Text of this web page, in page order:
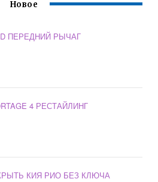
Новое
ПЕРЕДНИЙ РЫЧАГ
4 РЕСТАЙЛИНГ
КИЯ РИО БЕЗ КЛЮЧА